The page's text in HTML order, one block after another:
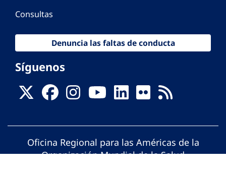
Consultas
Denuncia las faltas de conducta
Síguenos
Oficina Regional para las Américas de la
Organización Mundial de la Salud